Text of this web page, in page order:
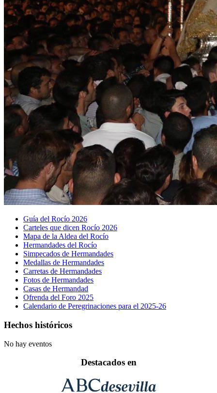
Guía del Rocío 2026
Carteles que dicen Rocío 2026
Mapa de la Aldea del Rocío
Hermandades del Rocío
Simpecados de Hermandades
Medallas de Hermandades
Carretas de Hermandades
Fotos de Hermandades
Casas de Hermandad
Ofrenda del Foro 2025
Calendario de Peregrinaciones para el 2025-26
Hechos históricos
No hay eventos
Destacados en